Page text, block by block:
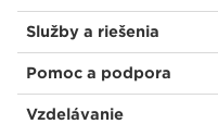
Služby a riešenia
Pomoc a podpora
Vzdelávanie